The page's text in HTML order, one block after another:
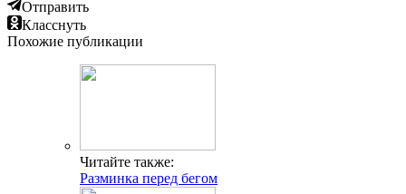
Отправить
Класснуть
Похожие публикации
Читайте также:
Разминка перед бегом